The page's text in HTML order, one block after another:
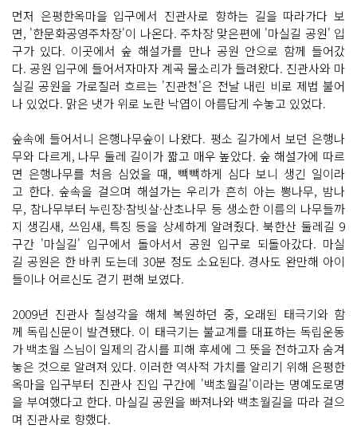
먼저 은평한옥마을 입구에서 진관사로 향하는 길을 따라가다 보
면, '한문화공영주차장'이 나온다. 주차장 맞은편에 '마실길 공원' 입
구가 있다. 이곳에서 숲 해설가를 만나 공원 안으로 함께 들어갔
다. 공원 입구에 들어서자마자 계곡 물소리가 들려왔다. 진관사와 마
실길 공원을 가로질러 흐르는 '진관천'은 전날 내린 비로 제법 불어
나 있었다. 맑은 냇가 위로 노란 낙엽이 아름답게 수놓고 있었다.
숲속에 들어서니 은행나무숲이 나왔다. 평소 길가에서 보던 은행나
무와 다르게, 나무 둘레 길이가 짧고 매우 높았다. 숲 해설가에 따르
면 은행나무를 처음 심었을 때, 빽빽하게 심다 보니 생긴 일이라
고 한다. 숲속을 걸으며 해설가는 우리가 흔히 아는 뽕나무, 밤나
무, 참나무부터 누린장·참빗살·산초나무 등 생소한 이름의 나무들까
지 생김새, 쓰임새, 특징 등을 상세하게 알려줬다. 북한산 둘레길 9
구간 '마실길' 입구에서 돌아서서 공원 입구로 되돌아갔다. 마실
길 공원은 한 바퀴 도는데 30분 정도 소요된다. 경사도 완만해 아이
들이나 어르신도 걷기 편해 보였다.
2009년 진관사 칠성각을 해체 복원하던 중, 오래된 태극기와 함
께 독립신문이 발견됐다. 이 태극기는 불교계를 대표하는 독립운동
가 백초월 스님이 일제의 감시를 피해 후세에 그 뜻을 전하고자 숨겨
놓은 것으로 알려져 있다. 이러한 역사적 가치를 알리기 위해 은평한
옥마을 입구부터 진관사 진입 구간에 '백초월길'이라는 명예도로명
을 부여했다고 한다. 마실길 공원을 빠져나와 백초월길을 따라 걸으
며 진관사로 향했다.